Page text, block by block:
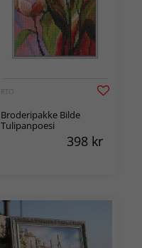
RTO
Broderipakke Bilde
Tulipanpoesi
398 kr